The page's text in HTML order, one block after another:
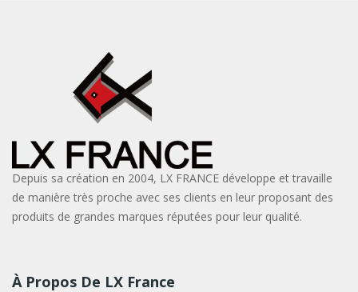
Depuis sa création en 2004, LX FRANCE développe et travaille
de manière très proche avec ses clients en leur proposant des
produits de grandes marques réputées pour leur qualité.
À Propos De LX France